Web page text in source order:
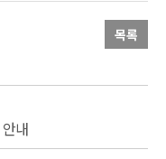
목록
내